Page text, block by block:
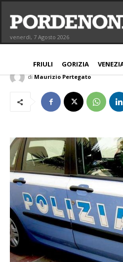
venerdì, 7 Agosto 2026
FRIULI GORIZIA
Uomo trovato morto
arrestata moglie
NORD EST
di Maurizio Pertegato